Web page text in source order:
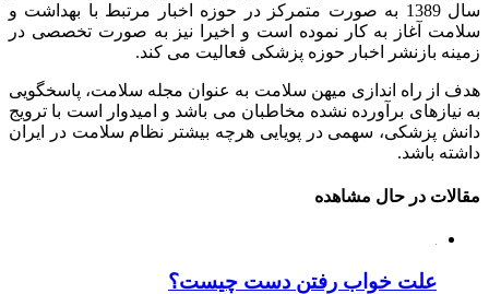
سال 1389 به صورت متمرکز در حوزه اخبار مرتبط با بهداشت و
سلامت آغاز به کار نموده است و اخیرا نیز به صورت تخصصی در
زمینه بازنشر اخبار حوزه پزشکی فعالیت می کند.
هدف از راه اندازی میهن سلامت به عنوان مجله سلامت، پاسخگویی
به نیازهای برآورده نشده مخاطبان می باشد و امیدوار است با ترویج
دانش پزشکی، سهمی در پویایی هرچه بیشتر نظام سلامت در ایران
داشته باشد.
مقالات در حال مشاهده
علت خواب رفتن دست چیست؟